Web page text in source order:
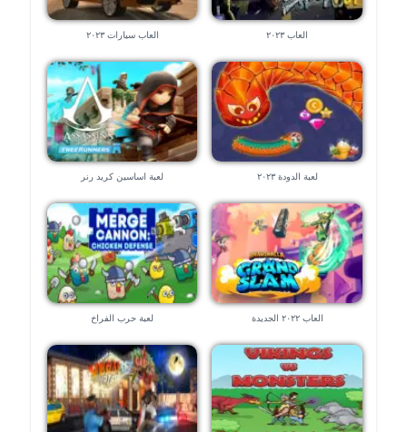
العاب ٢٠٢٣ العاب سيارات ٢٠٢٣
لعبة الدودة ٢٠٢٣ لعبة اساسين كريد رنر
العاب ٢٠٢٢ الجديدة لعبة حرب الفراخ